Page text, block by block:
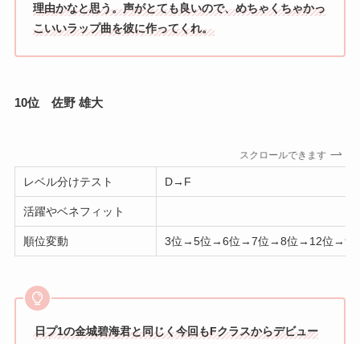
理由かなと思う。声がとても良いので、めちゃくちゃかっ
こいいラップ曲を彼に作ってくれ。
10位 佐野 雄大
スクロールできます
レベル分けテスト D→F
活躍やベネフィット
順位変動 3位→5位→6位→7位→8位→12位→9
日プ1の金城碧海君と同じく今回もFクラスからデビュー